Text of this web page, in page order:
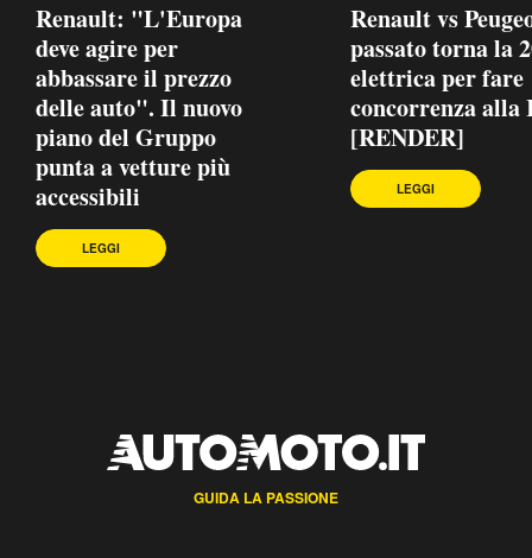
Renault: "L'Europa
deve agire per
abbassare il prezzo
delle auto". Il nuovo
piano del Gruppo
punta a vetture più
accessibili
LEGGI
Renault vs
passato torna la
elettrica per fare
concorrenza alla
[RENDER]
LEGGI
GUIDA LA PASSIONE